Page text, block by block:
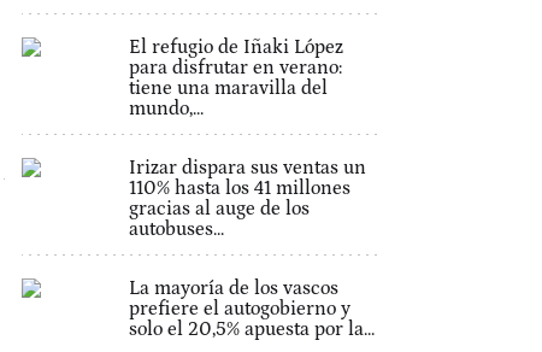
El refugio de Iñaki López
para disfrutar en verano:
tiene una maravilla del
mundo,...
Irizar dispara sus ventas un
110% hasta los 41 millones
gracias al auge de los
autobuses...
La mayoría de los vascos
prefiere el autogobierno y
solo el 20,5% apuesta por la...